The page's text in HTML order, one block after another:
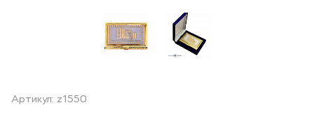
Артикул: z1550